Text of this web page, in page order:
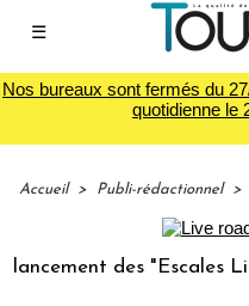
☰
Nos bureaux sont fermés du
quotidienne le
Accueil > Publi-rédactionnel >
des "Escales